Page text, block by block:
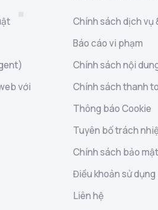
với
Chính sách dịch vụ
Báo cáo vi phạm
Chính sách nội
Chính sách thanh
Thông báo Cookie
Tuyên bố trách
Chính sách bảo mật
Điều khoản sử dụng
Liên hệ